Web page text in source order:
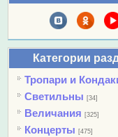
Категории
Тропари и
Светильны [34]
Величания [325]
Концерты [475]